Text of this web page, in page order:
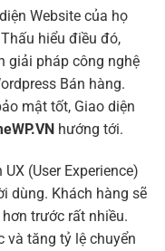
Website của họ
hiểu điều đó,
giải pháp công nghệ
Bán hàng.
mật tốt, Giao diện
hướng tới.
(User Experience)
dùng. Khách hàng sẽ
trước rất nhiều.
và tăng tỷ lệ chuyển